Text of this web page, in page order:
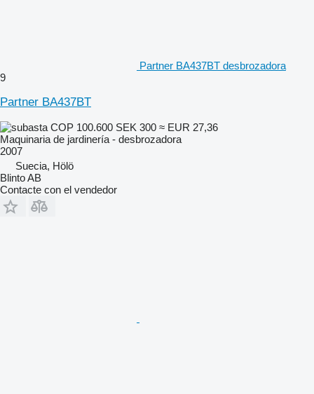
Partner BA437BT desbrozadora
9
Partner BA437BT
COP 100.600 SEK 300 ≈ EUR 27,36
Maquinaria de jardinería - desbrozadora
2007
Suecia, Hölö
Blinto AB
Contacte con el vendedor